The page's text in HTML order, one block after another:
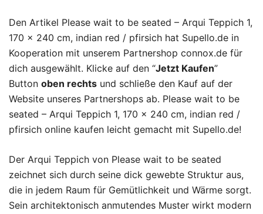
Den Artikel Please wait to be seated – Arqui Teppich 1,
170 x 240 cm, indian red / pfirsich hat Supello.de in
Kooperation mit unserem Partnershop connox.de für
dich ausgewählt. Klicke auf den “Jetzt Kaufen”
Button oben rechts und schließe den Kauf auf der
Website unseres Partnershops ab. Please wait to be
seated – Arqui Teppich 1, 170 x 240 cm, indian red /
pfirsich online kaufen leicht gemacht mit Supello.de!
Der Arqui Teppich von Please wait to be seated
zeichnet sich durch seine dick gewebte Struktur aus,
die in jedem Raum für Gemütlichkeit und Wärme sorgt.
Sein architektonisch anmutendes Muster wirkt modern